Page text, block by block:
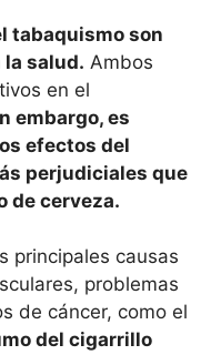
tabaquismo son
salud. Ambos
en el
embargo, es
efectos del
perjudiciales que
de cerveza.
principales causas
problemas
de cáncer, como el
del cigarrillo